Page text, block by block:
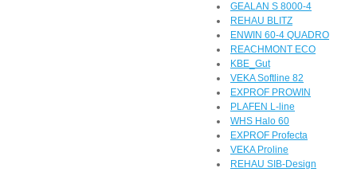
GEALAN S 8000-4
REHAU BLITZ
ENWIN 60-4 QUADRO
REACHMONT ECO
KBE_Gut
VEKA Softline 82
EXPROF PROWIN
PLAFEN L-line
WHS Halo 60
EXPROF Profecta
VEKA Proline
REHAU SIB-Design